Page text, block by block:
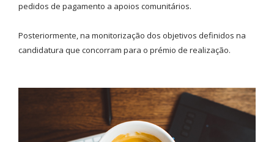
pedidos de pagamento a apoios comunitários.
Posteriormente, na monitorização dos objetivos definidos na
candidatura que concorram para o prémio de realização.